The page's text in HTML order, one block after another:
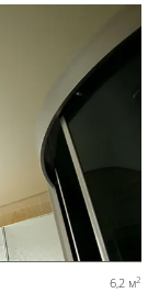
6,2 м2